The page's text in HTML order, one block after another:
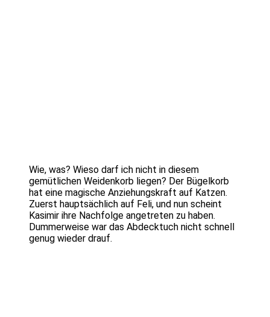
Wie, was? Wieso darf ich nicht in diesem
gemütlichen Weidenkorb liegen? Der Bügelkorb
hat eine magische Anziehungskraft auf Katzen.
Zuerst hauptsächlich auf Feli, und nun scheint
Kasimir ihre Nachfolge angetreten zu haben.
Dummerweise war das Abdecktuch nicht schnell
genug wieder drauf.